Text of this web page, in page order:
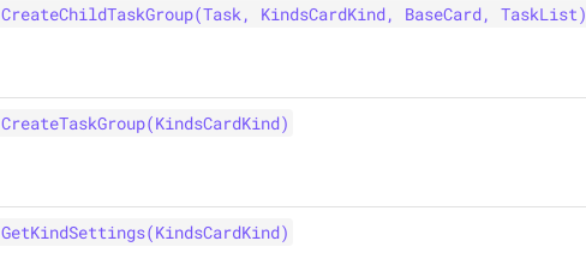
CreateChildTaskGroup(Task, KindsCardKind, BaseCard, TaskList)
CreateTaskGroup(KindsCardKind)
GetKindSettings(KindsCardKind)